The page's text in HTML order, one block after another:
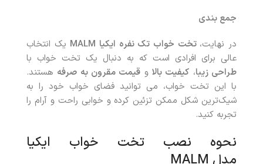
جمع بندی
در نهایت، تخت خواب تک نفره ایکیا MALM
یک انتخاب
عالی برای افرادی است که به دنبال یک تخت خواب با
طراحی زیبا، کیفیت بالاو قیمت مقرون به صرفه هستند.
با این تخت خواب، می توانید فضای خواب خود را به
شیک‌ترین شکل ممکن تزئین کرده و خوابی راحت و آرام را
تجربه کنید.
نحوه نصب تخت خواب ایکیا
مدل MALM